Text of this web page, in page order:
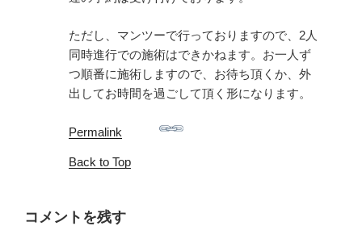
ただし、マンツーで行っておりますので、2人
同時進行での施術はできかねます。お一人ず
つ順番に施術しますので、お待ち頂くか、外
出してお時間を過ごして頂く形になります。
Permalink
Back to Top
コメントを残す